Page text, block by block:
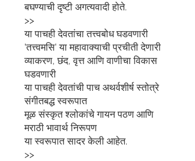
बघण्याची दृष्टी अगत्यवादी होते.
>>
या पाचही देवतांचा तत्त्वबोध घडवणारी
'तत्त्वमसि' या महावाक्याची प्रचीती देणारी
व्याकरण, छंद, वृत्त आणि वाणीचा विकास
घडवणारी
या पाचही देवतांची पाच अथर्वशीर्ष स्तोत्रे
संगीतबद्ध स्वरूपात
मूळ संस्कृत श्लोकांचे गायन पठण आणि
मराठी भावार्थ निरूपण
या स्वरूपात सादर केली आहेत.
>>